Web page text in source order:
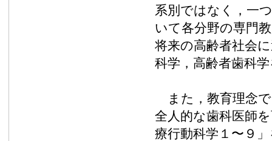
系別ではなく，一
いて各分野の専門
将来の高齢者社会
科学，高齢者歯科
また，教育理念
全人的な歯科医師
療行動科学１〜９